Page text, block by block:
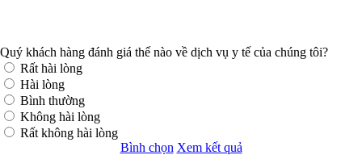
Quý khách hàng đánh giá thế nào về dịch vụ y tế của chúng tôi?
Rất hài lòng
Hài lòng
Bình thường
Không hài lòng
Rất không hài lòng
Bình chọn Xem kết quả